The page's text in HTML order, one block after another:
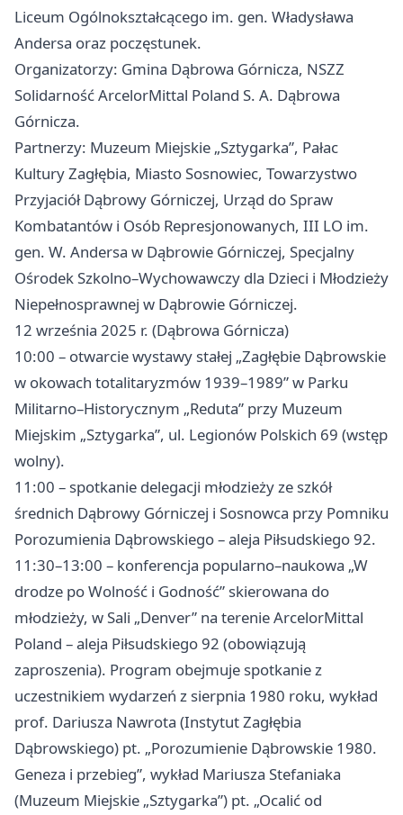
Liceum Ogólnokształcącego im. gen. Władysława
Andersa oraz poczęstunek.
Organizatorzy: Gmina Dąbrowa Górnicza, NSZZ
Solidarność ArcelorMittal Poland S. A. Dąbrowa
Górnicza.
Partnerzy: Muzeum Miejskie „Sztygarka”, Pałac
Kultury Zagłębia, Miasto Sosnowiec, Towarzystwo
Przyjaciół Dąbrowy Górniczej, Urząd do Spraw
Kombatantów i Osób Represjonowanych, III LO im.
gen. W. Andersa w Dąbrowie Górniczej, Specjalny
Ośrodek Szkolno–Wychowawczy dla Dzieci i Młodzieży
Niepełnosprawnej w Dąbrowie Górniczej.
12 września 2025 r. (Dąbrowa Górnicza)
10:00 – otwarcie wystawy stałej „Zagłębie Dąbrowskie
w okowach totalitaryzmów 1939–1989” w Parku
Militarno–Historycznym „Reduta” przy Muzeum
Miejskim „Sztygarka”, ul. Legionów Polskich 69 (wstęp
wolny).
11:00 – spotkanie delegacji młodzieży ze szkół
średnich Dąbrowy Górniczej i Sosnowca przy Pomniku
Porozumienia Dąbrowskiego – aleja Piłsudskiego 92.
11:30–13:00 – konferencja popularno–naukowa „W
drodze po Wolność i Godność” skierowana do
młodzieży, w Sali „Denver” na terenie ArcelorMittal
Poland – aleja Piłsudskiego 92 (obowiązują
zaproszenia). Program obejmuje spotkanie z
uczestnikiem wydarzeń z sierpnia 1980 roku, wykład
prof. Dariusza Nawrota (Instytut Zagłębia
Dąbrowskiego) pt. „Porozumienie Dąbrowskie 1980.
Geneza i przebieg”, wykład Mariusza Stefaniaka
(Muzeum Miejskie „Sztygarka”) pt. „Ocalić od